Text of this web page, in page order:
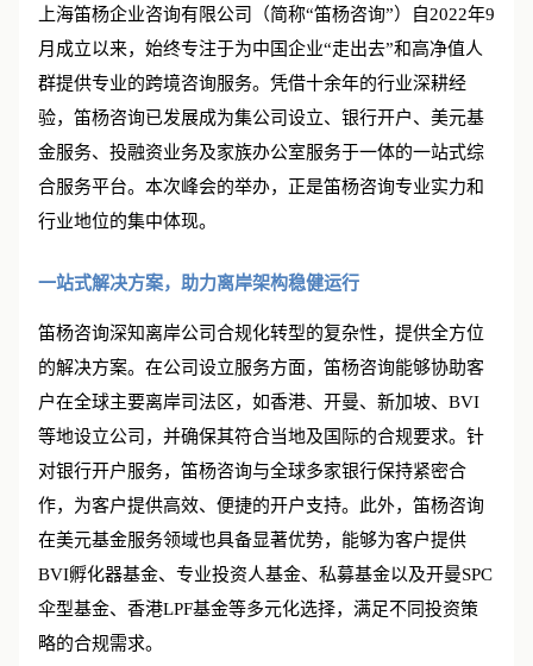
上海笛杨企业咨询有限公司（简称“笛杨咨询”）自2022年9
月成立以来，始终专注于为中国企业“走出去”和高净值人
群提供专业的跨境咨询服务。凭借十余年的行业深耕经
验，笛杨咨询已发展成为集公司设立、银行开户、美元基
金服务、投融资业务及家族办公室服务于一体的一站式综
合服务平台。本次峰会的举办，正是笛杨咨询专业实力和
笛杨咨询深知离岸公司合规化转型的复杂性，提供全方位
的解决方案。在公司设立服务方面，笛杨咨询能够协助客
户在全球主要离岸司法区，如香港、开曼、新加坡、BVI
等地设立公司，并确保其符合当地及国际的合规要求。针
对银行开户服务，笛杨咨询与全球多家银行保持紧密合
作，为客户提供高效、便捷的开户支持。此外，笛杨咨询
在美元基金服务领域也具备显著优势，能够为客户提供
BVI孵化器基金、专业投资人基金、私募基金以及开曼SPC
伞型基金、香港LPF基金等多元化选择，满足不同投资策